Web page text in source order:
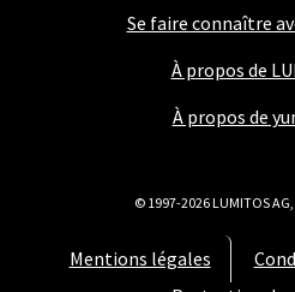
Se faire connaître
À propos de
À propos de
Mentions légales
© 1997-2026 LUMITOS